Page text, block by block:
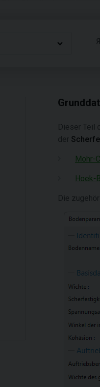
Dieser Teil
der
Mohr-
Hoek-
Die